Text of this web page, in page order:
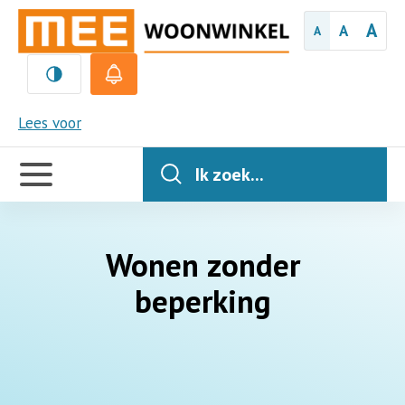
A A A
Lees voor
MEE
Handige
links
Ik zoek...
Wonen zonder
beperking